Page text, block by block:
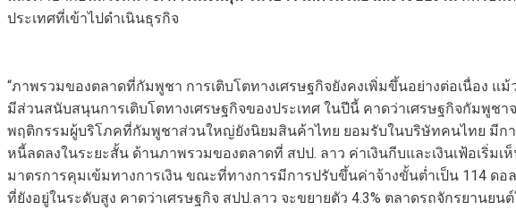
ประเทศที่เข้าไปดำเนินธุรกิจ
“ภาพรวมของตลาดที่กัมพูชา การเติบโตทางเศรษฐกิจยังคงเพิ่มขึ้นอย่างต่อเนื่อง
มีส่วนสนับสนุนการเติบโตทางเศรษฐกิจของประเทศ ในปีนี้ คาดว่าเศรษฐกิจกัมพูช
พฤติกรรมผู้บริโภคที่กัมพูชาส่วนใหญ่ยังนิยมสินค้าไทย ยอมรับในบริษัทคนไทย มีกา
หนี้ลดลงในระยะสั้น ด้านภาพรวมของตลาดที่ สปป. ลาว ค่าเงินกีบและเงินเฟ้อเริ่ม
มาตรการคุมเข้มทางการเงิน ขณะที่ทางการมีการปรับขึ้นค่าจ้างขั้นต่ำเป็น 114 ดอ
ที่ยังอยู่ในระดับสูง คาดว่าเศรษฐกิจ สปป.ลาว จะขยายตัว 4.3% ตลาดรถจักรยาน